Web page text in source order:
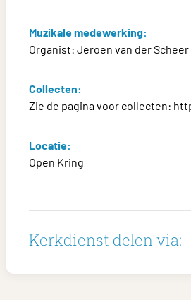
Muzikale medewerking:
Organist: Jeroen van der Scheer
Collecten:
Zie de pagina voor collecten:
Locatie:
Open Kring
Kerkdienst delen via: